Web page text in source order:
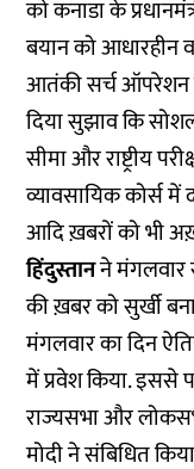
को कनाडा के
बयान को आधारहीन
आतंकी सर्च ऑपरेशन
दिया सुझाव कि
सीमा और राष्ट्रीय
व्यावसायिक कोर्स
आदि ख़बरों को भी
हिंदुस्तानने
की ख़बर को सुर्खी
मंगलवार का दिन
में प्रवेश किया. इससे
राज्यसभा और
मोदी ने संबिधित